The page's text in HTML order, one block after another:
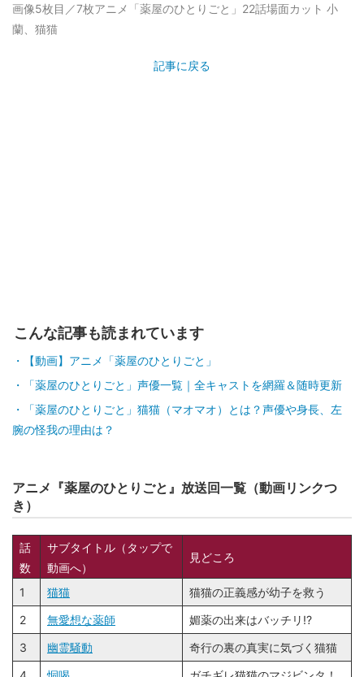
画像5枚目／7枚アニメ「薬屋のひとりごと」22話場面カット 小
蘭、猫猫
記事に戻る
こんな記事も読まれています
【動画】アニメ「薬屋のひとりごと」
「薬屋のひとりごと」声優一覧｜全キャストを網羅＆随時更新
「薬屋のひとりごと」猫猫（マオマオ）とは？声優や身長、左
腕の怪我の理由は？
アニメ『薬屋のひとりごと』放送回一覧（動画リンクつ
き）
話
数
サブタイトル（タップで
動画へ）
見どころ
1 猫猫
猫猫の正義感が幼子を救う
2
無愛想な薬師
媚薬の出来はバッチリ!?
3
幽霊騒動
奇行の裏の真実に気づく猫猫